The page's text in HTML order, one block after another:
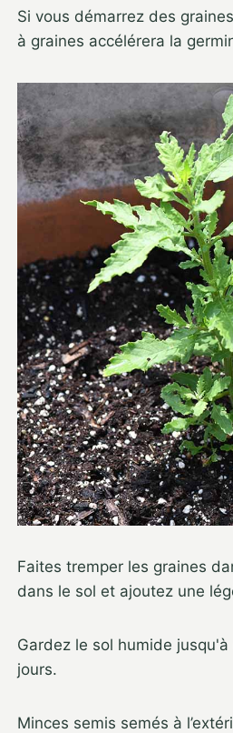
Si vous démarrez des
à graines accélérera la
Faites tremper les graines
dans le sol et ajoutez une
Gardez le sol humide
jours.
Minces semis semés à